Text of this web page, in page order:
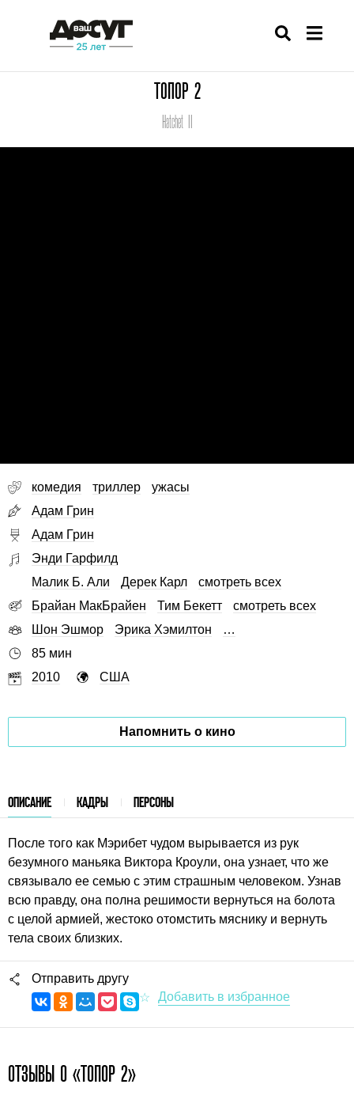
ТОПОР 2
Hatchet II
комедия триллер
ужасы
Адам Грин
Адам Грин
Энди Гарфилд
Малик Б. Али
Дерек Карл
смотреть всех
Брайан МакБрайен
Тим Бекетт
смотреть всех
Шон Эшмор
Эрика Хэмилтон
…
85 мин
2010
США
Напомнить о кино
ОПИСАНИЕ КАДРЫ ПЕРСОНЫ
После того как Мэрибет чудом вырывается из рук
безумного маньяка Виктора Кроули, она узнает, что же
связывало ее семью с этим страшным человеком. Узнав
всю правду, она полна решимости вернуться на болота
с целой армией, жестоко отомстить мяснику и вернуть
тела своих близких.
Отправить другу
ОТЗЫВЫ О «ТОПОР 2»